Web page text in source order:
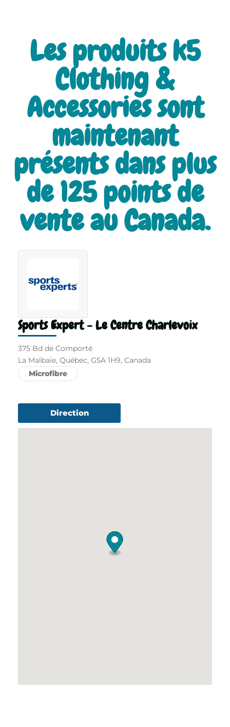
Les produits k5
Clothing &
Accessories sont
maintenant
présents dans plus
de125 points de
vente au Canada.
Sports Expert - Le Centre Charlevoix
375 Bd de Comporté
La Malbaie, Québec, G5A 1H9, Canada
Microfibre
Direction